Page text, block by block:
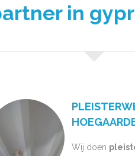
in
Wij doen